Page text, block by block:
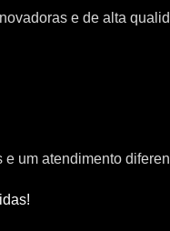
e de alta
um atendimento